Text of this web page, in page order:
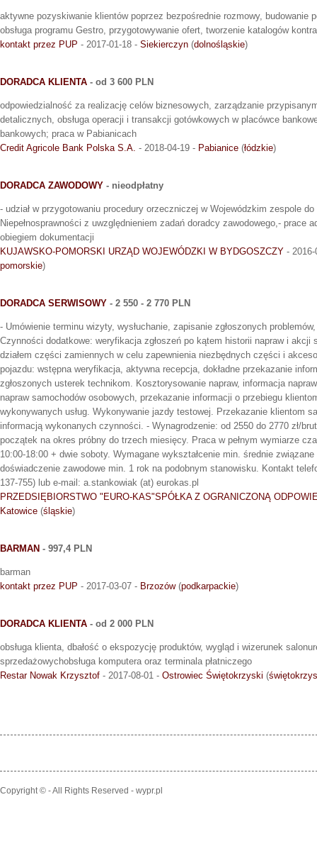
aktywne pozyskiwanie klientów poprzez bezpośrednie rozmowy, budowanie
obsługa programu Gestro, przygotowywanie ofert, tworzenie katalogów
kontakt przez PUP - 2017-01-18 - Siekierczyn (dolnośląskie)
DORADCA KLIENTA - od 3 600 PLN
odpowiedzialność za realizację celów biznesowych, zarządzanie
detalicznych, obsługa operacji i transakcji gotówkowych w placówce
bankowych; praca w Pabianicach
Credit Agricole Bank Polska S.A. - 2018-04-19 - Pabianice (łódzkie)
DORADCA ZAWODOWY - nieodpłatny
- udział w przygotowaniu procedury orzeczniczej w Wojewódzkim zespole
Niepełnosprawności z uwzględnieniem zadań doradcy zawodowego,- prace
obiegiem dokumentacji
KUJAWSKO-POMORSKI URZĄD WOJEWÓDZKI W BYDGOSZCZY -
pomorskie)
DORADCA SERWISOWY - 2 550 - 2 770 PLN
- Umówienie terminu wizyty, wysłuchanie, zapisanie zgłoszonych
Czynności dodatkowe: weryfikacja zgłoszeń po kątem historii napraw i akcji
działem części zamiennych w celu zapewnienia niezbędnych części i
pojazdu: wstępna weryfikacja, aktywna recepcja, dokładne przekazanie
zgłoszonych usterek technikom. Kosztorysowanie napraw, informacja
napraw samochodów osobowych, przekazanie informacji o przebiegu
wykonywanych usług. Wykonywanie jazdy testowej. Przekazanie klientom
informacją wykonanych czynności. - Wynagrodzenie: od 2550 do 2770 zł/
początek na okres próbny do trzech miesięcy. Praca w pełnym wymiarze
10:00-18:00 + dwie soboty. Wymagane wykształcenie min. średnie
doświadczenie zawodowe min. 1 rok na podobnym stanowisku. Kontakt
137-755) lub e-mail: a.stankowiak (at) eurokas.pl
PRZEDSIĘBIORSTWO "EURO-KAS"SPÓŁKA Z OGRANICZONĄ
Katowice (śląskie)
BARMAN - 997,4 PLN
barman
kontakt przez PUP - 2017-03-07 - Brzozów(podkarpackie)
DORADCA KLIENTA - od 2 000 PLN
obsługa klienta, dbałość o ekspozycję produktów, wygląd i wizerunek
sprzedażowychobsługa komputera oraz terminala płatniczego
Restar Nowak Krzysztof - 2017-08-01 - Ostrowiec Świętokrzyski (
Copyright © - All Rights Reserved - wypr.pl